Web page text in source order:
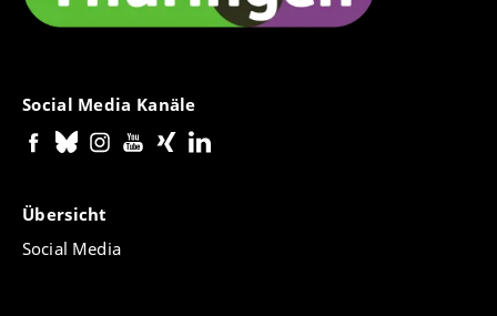
Social Media Kanäle
Übersicht
Social Media